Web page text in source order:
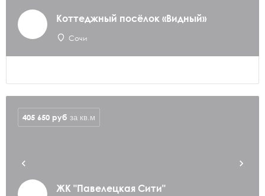
Коттеджный посёлок «Видный»
Сочи
ЖК "Павелецкая Сити"
405 650 руб за кв.м